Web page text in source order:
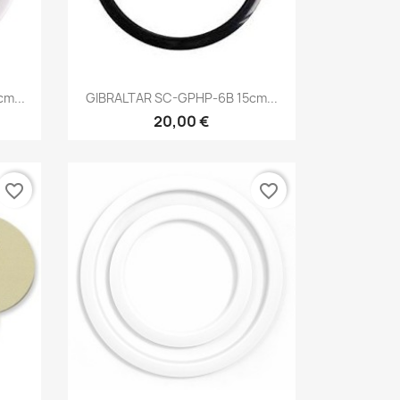
Brzi pregled
GIBRALTAR SC-GPHP-6B 15cm...
20,00 €
favorite_border favorite_border